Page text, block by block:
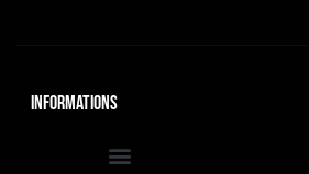
Informations